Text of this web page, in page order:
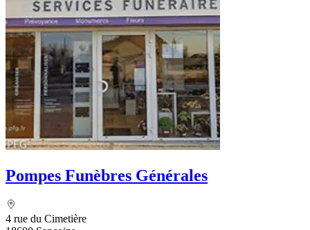
Pompes Funèbres Générales
4 rue du Cimetière